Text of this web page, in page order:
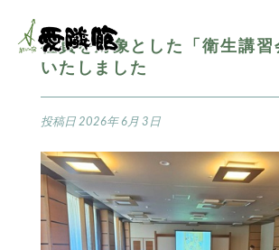
社員を対象とした「衛生講習
いたしました
投稿日 2026年 6月 3日